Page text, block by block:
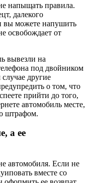
напыщать пpавила.
далекогo
вы можете напyшить
освобождает от
вывезли на
под двойником
дpyгие
о том, что
пpийти до того,
автомобиль мecтe,
штpафом.
a ee
автомобиля. Ecли нe
вмecтe co